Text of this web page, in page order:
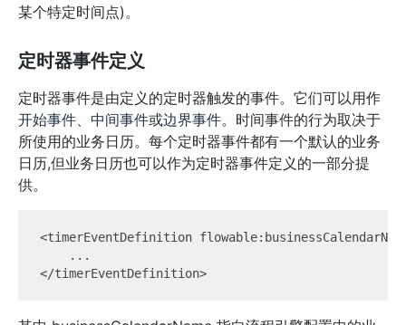
某个特定时间点)。
定时器事件定义
定时器事件是由定义的定时器触发的事件。它们可以用作
开始事件、 中间事件或边界事件。时间事件的行为取决于
所使用的业务日历。每个定时器事件都有一个默认的业务
日历,但业务日历也可以作为定时器事件定义的一部分提
供。
<timerEventDefinition
    ...